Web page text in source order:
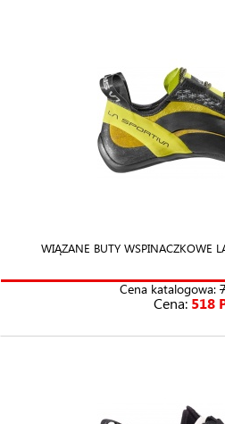
WIĄZANE BUTY WSPINACZKOWE
Cena katalogowa:
Cena: 518